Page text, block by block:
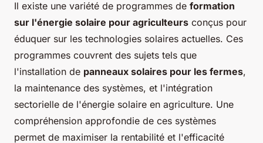
Il existe une variété de programmes de formation
sur l'énergie solaire pour agriculteurs conçus pour
éduquer sur les technologies solaires actuelles. Ces
programmes couvrent des sujets tels que
l'installation de panneaux solaires pour les fermes,
la maintenance des systèmes, et l'intégration
sectorielle de l'énergie solaire en agriculture. Une
compréhension approfondie de ces systèmes
permet de maximiser la rentabilité et l'efficacité